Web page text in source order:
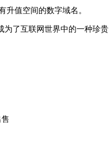
升值空间的数字域名。
了互联网世界中的一种珍